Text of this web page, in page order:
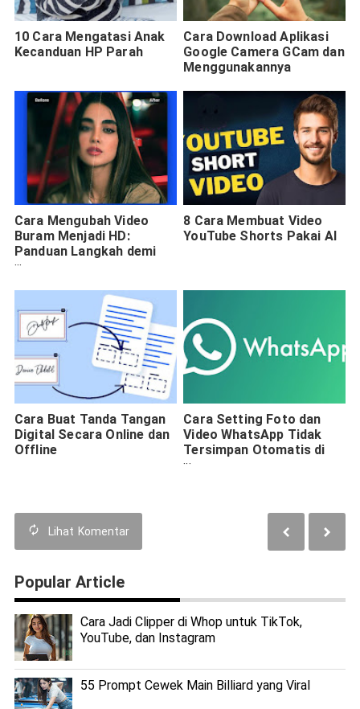
10 Cara Mengatasi Anak
Kecanduan HP Parah
Cara Download Aplikasi
Google Camera GCam dan
Menggunakannya
Cara Mengubah Video
Buram Menjadi HD:
Panduan Langkah demi
Langkah
8 Cara Membuat Video
YouTube Shorts Pakai AI
Cara Buat Tanda Tangan
Digital Secara Online dan
Offline
Cara Setting Foto dan
Video WhatsApp Tidak
Tersimpan Otomatis di
Galeri HP
Lihat Komentar
Popular Article
Cara Jadi Clipper di Whop untuk TikTok,
YouTube, dan Instagram
55 Prompt Cewek Main Billiard yang Viral